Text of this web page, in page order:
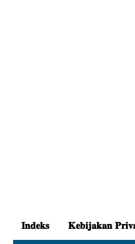
𝐈𝐧𝐝𝐞𝐤𝐬 𝐊𝐞𝐛𝐢𝐣𝐚𝐤𝐚𝐧